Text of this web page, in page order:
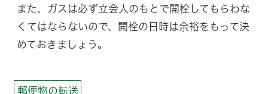
また、ガスは必ず立会人のもとで開栓してもらわな
くてはならないので、開栓の日時は余裕をもって決
めておきましょう。
郵便物の転送